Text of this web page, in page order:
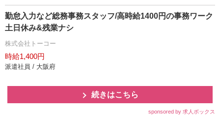
勤怠入力など総務事務スタッフ/高時給1400円の事務ワーク
土日休み&残業ナシ
株式会社トーコー
時給1,400円
派遣社員 / 大阪府
続きはこちら
sponsored by 求人ボックス